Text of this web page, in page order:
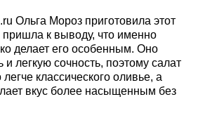
Ольга Мороз приготовила этот
пришла к выводу, что именно
делает его особенным. Оно
и легкую сочность, поэтому салат
классического оливье, а
вкус более насыщенным без